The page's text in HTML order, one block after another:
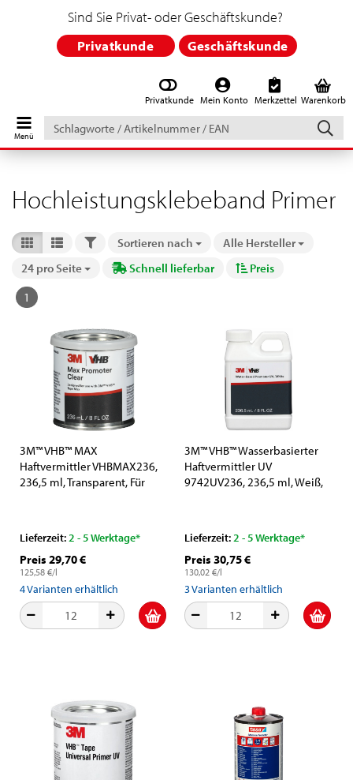
Privatkunde Mein Konto Merkzettel Warenkorb
Schlagworte
/
Artikelnummer
EAN
Sind Sie Privat- oder Geschäftskunde?
Privatkunde Geschäftskunde
Hochleistungsklebeband Primer
FILTERSortieren nach
Sortieren nach
Alle Hersteller
24 pro Seite
pro Seite Schnell lieferbar
Preis
1
3M™ VHB™ MAX
Haftvermittler VHBMAX236,
236,5 ml, Transparent, Für
Lieferzeit:2 - 5 Werktage*
Preis 29,70 €
125,58 €/l
4Varianten erhältlich
3M™ VHB™ Wasserbasierter
Haftvermittler UV
9742UV236, 236,5 ml, Weiß,
Lieferzeit:2 - 5 Werktage*
Preis 30,75 €
130,02 €/l
3Varianten erhältlich